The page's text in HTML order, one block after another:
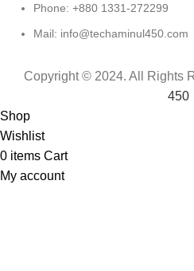
Phone: +880 1331-272299
Mail: info@techaminul450.com
Copyright © 2024. All Rights
450
Shop
Wishlist
0 items Cart
My account